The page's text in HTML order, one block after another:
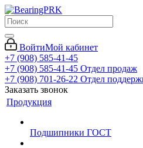
ВойтиМой кабинет
+7 (908) 585-41-45
+7 (908) 585-41-45 Отдел продаж
+7 (908) 701-26-22 Отдел
Заказать звонок
Продукция
Подшипники ГОСТ